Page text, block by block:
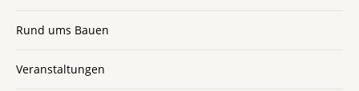
Rund ums Bauen
Veranstaltungen